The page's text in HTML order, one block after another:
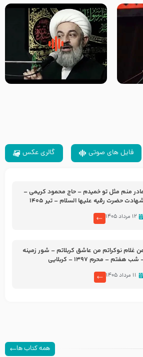
زیارتی که اسباب رزق زیاد و عمر
طولانی است حجت السلام حسین
فایل های صوتی گالری عکس
منم مثل تو خمیدم – حاج محمود کریمی –
شهادت حضرت رقیه علیها السلام – تیر ۱۴۰۵
۱۲ مرداد ۱۴۰۵
غلام نوکراتم من عاشق کربلاتم – شور زمینه
– شب هفتم – محرم 1397 – کربلایی
۱۱ مرداد ۱۴۰۵
همه کتاب ها